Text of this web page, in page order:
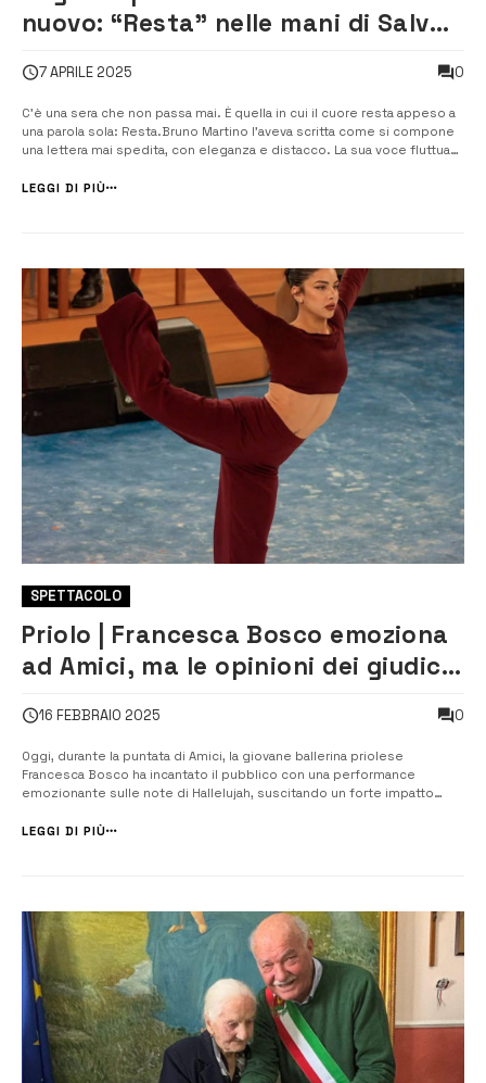
nuovo: “Resta” nelle mani di Salvo
7 APRILE 2025 0
C’è una sera che non passa mai. È quella in cui il cuore resta appeso a
una parola sola: Resta.Bruno Martino l’aveva scritta come si compone
una lettera mai spedita, con eleganza e distacco. La sua voce fluttuava
chi sa […]
LEGGI DI PIÙ
SPETTACOLO
Priolo | Francesca Bosco emoziona
ad Amici, ma le opinioni dei giudici
16 FEBBRAIO 2025 0
Oggi, durante la puntata di Amici, la giovane ballerina priolese
Francesca Bosco ha incantato il pubblico con una performance
emozionante sulle note di Hallelujah, suscitando un forte impatto
giudici sono state contrastanti. Rossella Brescia ha elogiato con
LEGGI DI PIÙ